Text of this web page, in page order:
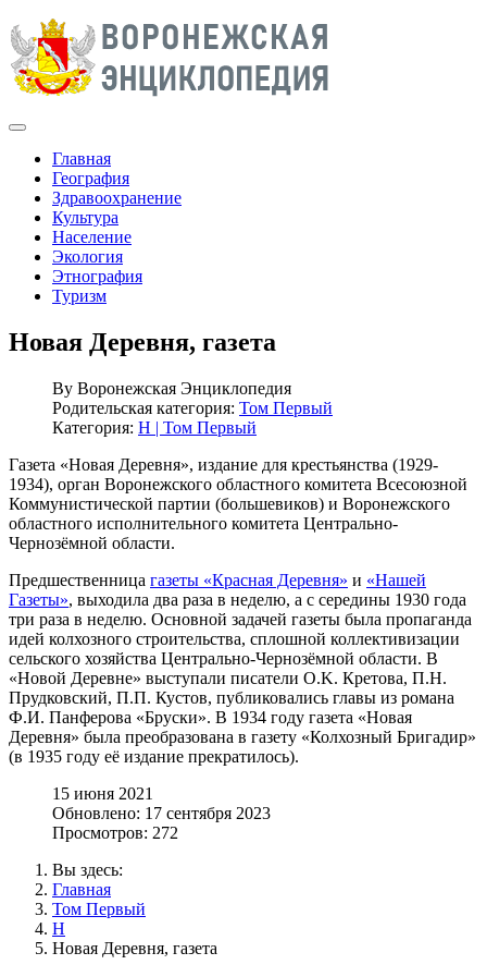
Главная
География
Здравоохранение
Культура
Население
Экология
Этнография
Туризм
Новая Деревня, газета
By Воронежская Энциклопедия
Родительская категория: Том Первый
Категория: Н | Том Первый
Газета «Новая Деревня», издание для крестьянства (1929-
1934), орган Воронежского областного комитета Всесоюзной
Коммунистической партии (большевиков) и Воронежского
областного исполнительного комитета Центрально-
Чернозёмной области.
Предшественница газеты «Красная Деревня» и «Нашей
Газеты», выходила два раза в неделю, а с середины 1930 года
три раза в неделю. Основной задачей газеты была пропаганда
идей колхозного строительства, сплошной коллективизации
сельского хозяйства Центрально-Чернозёмной области. В
«Новой Деревне» выступали писатели O.K. Кретова, П.Н.
Прудковский, П.П. Кустов, публиковались главы из романа
Ф.И. Панферова «Бруски». В 1934 году газета «Новая
Деревня» была преобразована в газету «Колхозный Бригадир»
(в 1935 году её издание прекратилось).
15 июня 2021
Обновлено: 17 сентября 2023
Просмотров: 272
Вы здесь:
Главная
Том Первый
Н
Новая Деревня, газета